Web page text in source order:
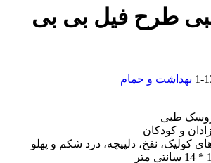
طرح فیل بی بی
بهداشت و حمام
طبی
و کودکان
کولیک، نفخ، دلپیچه، درد شکم و پهلو